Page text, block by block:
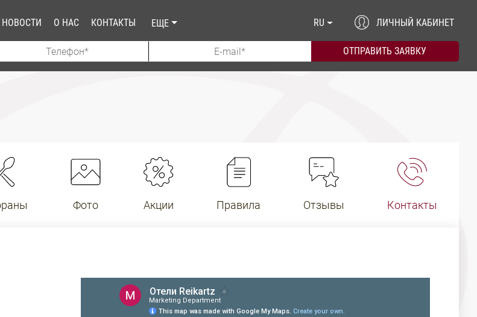
НОВОСТИ О НАС КОНТАКТЫ ЕЩЕ RU ЛИЧНЫЙ КАБИНЕТ
Фото Акции Правила Отзывы Контакты